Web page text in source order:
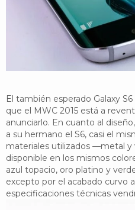
El también esperado Galaxy
que el MWC 2015 está a
anunciarlo. En cuanto al
a su hermano el S6, casi el
materiales utilizados —metal
disponible en los mismos
azul topacio, oro platino y
excepto por el acabado curvo
especificaciones técnicas
YouTube
Foro